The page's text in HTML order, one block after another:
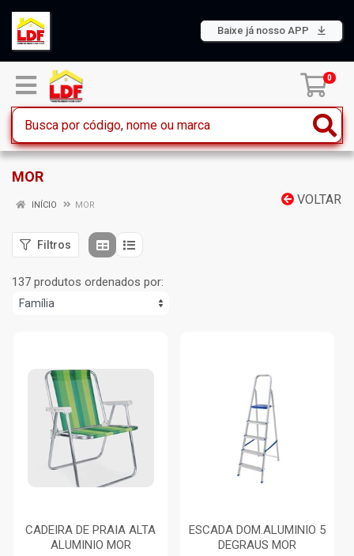
Baixe já nosso APP
0
MOR
VOLTAR
INÍCIO MOR
Filtros
137 produtos ordenados por:
CADEIRA DE PRAIA ALTA
ALUMINIO MOR
ESCADA DOM.ALUMINIO 5
DEGRAUS MOR